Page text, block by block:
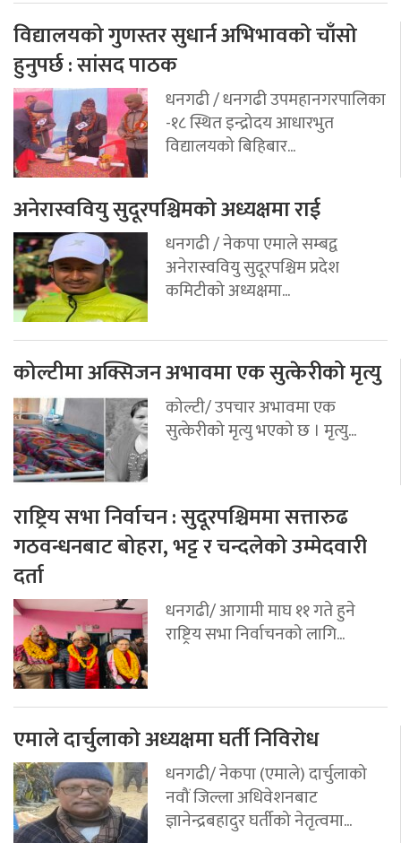
विद्यालयको गुणस्तर सुधार्न अभिभावको चाँसो
हुनुपर्छ : सांसद पाठक
धनगढी / धनगढी उपमहानगरपालिका
-१८ स्थित इन्द्रोदय आधारभुत
विद्यालयको बिहिबार...
अनेरास्ववियु सुदूरपश्चिमको अध्यक्षमा राई
धनगढी / नेकपा एमाले सम्बद्व
अनेरास्ववियु सुदूरपश्चिम प्रदेश
कमिटीको अध्यक्षमा...
कोल्टीमा अक्सिजन अभावमा एक सुत्केरीको मृत्यु
कोल्टी/ उपचार अभावमा एक
सुत्केरीको मृत्यु भएको छ । मृत्यु...
राष्ट्रिय सभा निर्वाचन : सुदूरपश्चिममा सत्तारुढ
गठवन्धनबाट बोहरा, भट्ट र चन्दलेको उम्मेदवारी
दर्ता
धनगढी/ आगामी माघ ११ गते हुने
राष्ट्रिय सभा निर्वाचनको लागि...
एमाले दार्चुलाको अध्यक्षमा घर्ती निविरोध
धनगढी/ नेकपा (एमाले) दार्चुलाको
नवौं जिल्ला अधिवेशनबाट
ज्ञानेन्द्रबहादुर घर्तीको नेतृत्वमा...